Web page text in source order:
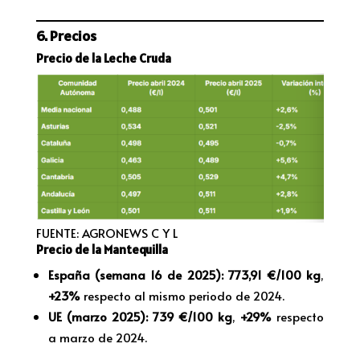
6. Precios
Precio de la Leche Cruda
FUENTE: AGRONEWS C Y L
Precio de la Mantequilla
España (semana 16 de 2025): 773,91 €/100 kg,
+23%respecto al mismo periodo de 2024.
UE (marzo 2025): 739 €/100 kg, +29% respecto
a marzo de 2024.